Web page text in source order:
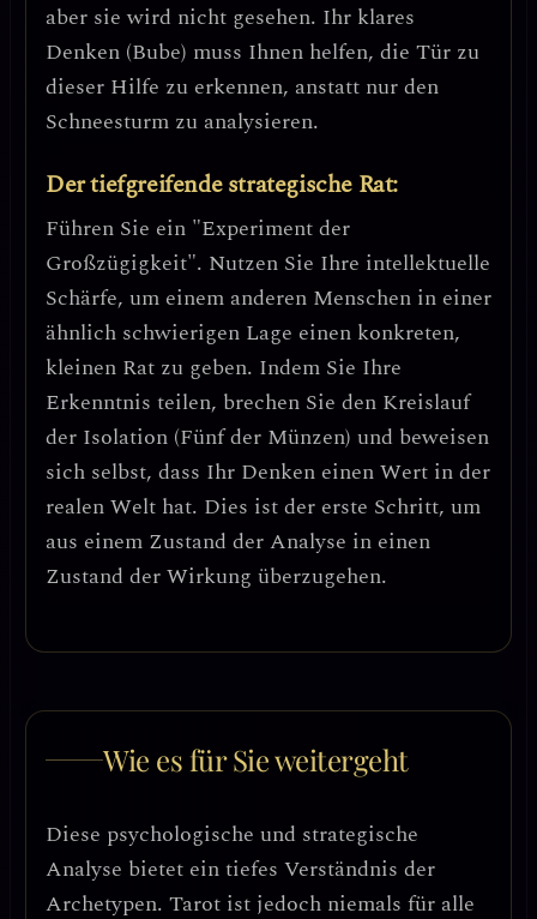
aber sie wird nicht gesehen. Ihr klares
Denken (Bube) muss Ihnen helfen, die Tür zu
dieser Hilfe zu erkennen, anstatt nur den
Schneesturm zu analysieren.
Der tiefgreifende strategische Rat:
Führen Sie ein "Experiment der
Großzügigkeit". Nutzen Sie Ihre intellektuelle
Schärfe, um einem anderen Menschen in einer
ähnlich schwierigen Lage einen konkreten,
kleinen Rat zu geben. Indem Sie Ihre
Erkenntnis teilen, brechen Sie den Kreislauf
der Isolation (Fünf der Münzen) und beweisen
sich selbst, dass Ihr Denken einen Wert in der
realen Welt hat. Dies ist der erste Schritt, um
aus einem Zustand der Analyse in einen
Zustand der Wirkung überzugehen.
Wie es für Sie weitergeht
Diese psychologische und strategische
Analyse bietet ein tiefes Verständnis der
Archetypen. Tarot ist jedoch niemals für alle